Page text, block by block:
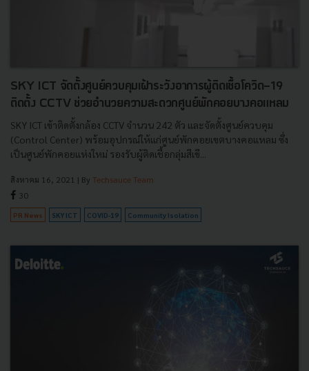
SKY ICT จัดตั้งศูนย์ควบคุมเฝ้าระวังอาการผู้ติดเชื้อโควิด-19
ติดตั้ง CCTV ช่วยอำนวยความสะดวกศูนย์พักคอยบางคอแหลม
SKY ICT เข้าติดตั้งกล้อง CCTV จำนวน 242 ตัว และจัดตั้งศูนย์ควบคุม
(Control Center) พร้อมอุปกรณ์ให้แก่ศูนย์พักคอยเขตบางคอแหลม ซึ่ง
เป็นศูนย์พักคอยแห่งใหม่ รองรับผู้ติดเชื้อกลุ่มสีเขี...
สิงหาคม 16, 2021 | By Techsauce Team
30
PR News SKY ICT COVID-19 Community Isolation